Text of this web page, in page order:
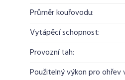
Průměr kouřovodu:
Vytápěcí schopnost:
Provozní tah:
Použitelný výkon pro ohřev